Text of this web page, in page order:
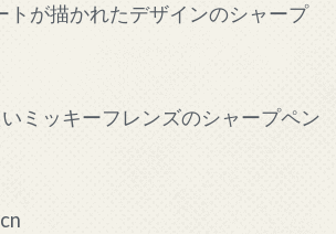
トが描かれたデザインのシャープ
ミッキーフレンズのシャープペン